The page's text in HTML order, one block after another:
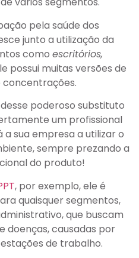
pela saúde dos
junto a utilização da
como escritórios,
possui muitas versões de
concentrações.
poderoso substituto
um profissional
sua empresa a utilizar o
sempre prezando a
do produto!
, por exemplo, ele é
quaisquer segmentos,
que buscam
doenças, causadas por
de trabalho.